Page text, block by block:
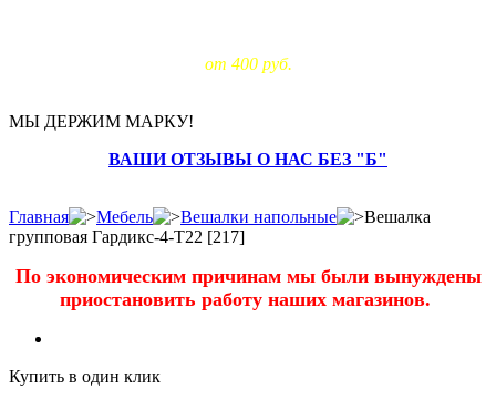
от 400 руб.
МЫ ДЕРЖИМ МАРКУ!
ВАШИ ОТЗЫВЫ О НАС БЕЗ "Б"
Главная Мебель Вешалки напольные
Вешалка
групповая Гардикс-4-Т22 [217]
По экономическим причинам мы были вынуждены
приостановить работу наших магазинов.
Купить в один клик